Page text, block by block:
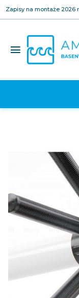
Zapisy na montaże